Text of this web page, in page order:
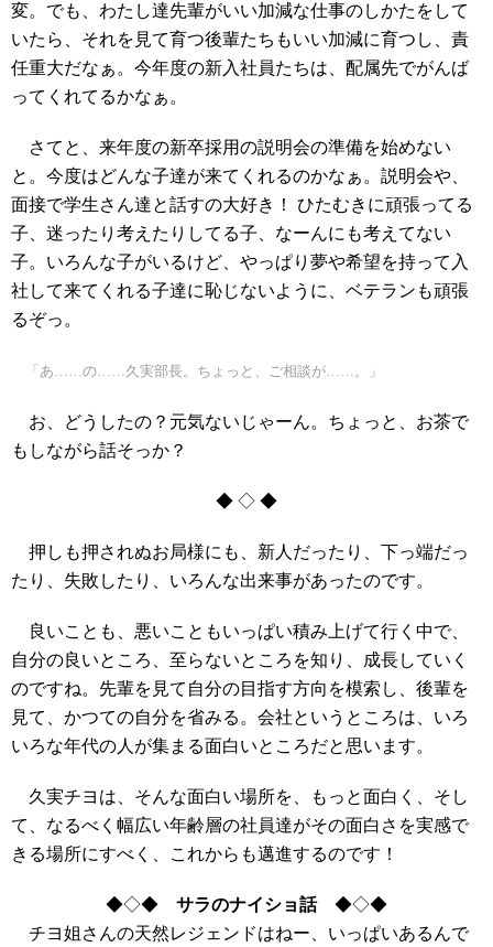
変。でも、わたし達先輩がいい加減な仕事のしかたをして
いたら、それを見て育つ後輩たちもいい加減に育つし、責
任重大だなぁ。今年度の新入社員たちは、配属先でがんば
ってくれてるかなぁ。
さてと、来年度の新卒採用の説明会の準備を始めない
と。今度はどんな子達が来てくれるのかなぁ。説明会や、
面接で学生さん達と話すの大好き！ ひたむきに頑張ってる
子、迷ったり考えたりしてる子、なーんにも考えてない
子。いろんな子がいるけど、やっぱり夢や希望を持って入
社して来てくれる子達に恥じないように、ベテランも頑張
るぞっ。
「あ……の……久実部長。ちょっと、ご相談が……。」
お、どうしたの？元気ないじゃーん。ちょっと、お茶で
もしながら話そっか？
◆ ◇ ◆
押しも押されぬお局様にも、新人だったり、下っ端だっ
たり、失敗したり、いろんな出来事があったのです。
良いことも、悪いこともいっぱい積み上げて行く中で、
自分の良いところ、至らないところを知り、成長していく
のですね。先輩を見て自分の目指す方向を模索し、後輩を
見て、かつての自分を省みる。会社というところは、いろ
いろな年代の人が集まる面白いところだと思います。
久実チヨは、そんな面白い場所を、もっと面白く、そし
て、なるべく幅広い年齢層の社員達がその面白さを実感で
きる場所にすべく、これからも邁進するのです！
◆◇◆ サラのナイショ話◆◇◆
チヨ姐さんの天然レジェンドはねー、いっぱいあるんで